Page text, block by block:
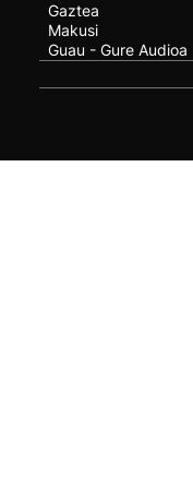
Gaztea
Makusi
Guau - Gure Audioa